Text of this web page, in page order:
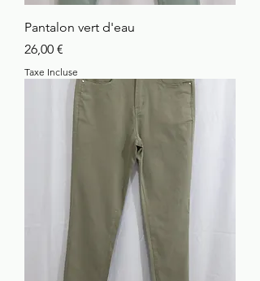
Pantalon vert d'eau
Prix
26,00 €
Taxe Incluse